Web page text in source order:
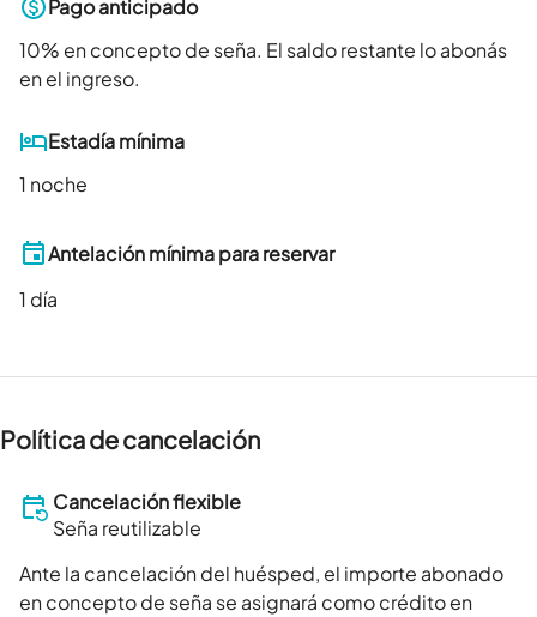
Pago anticipado
10% en concepto de seña. El saldo restante lo abonás
en el ingreso.
Estadía mínima
1 noche
Antelación mínima para reservar
1 día
Política de cancelación
Cancelación flexible
Seña reutilizable
Ante la cancelación del huésped, el importe abonado
en concepto de seña se asignará como crédito en